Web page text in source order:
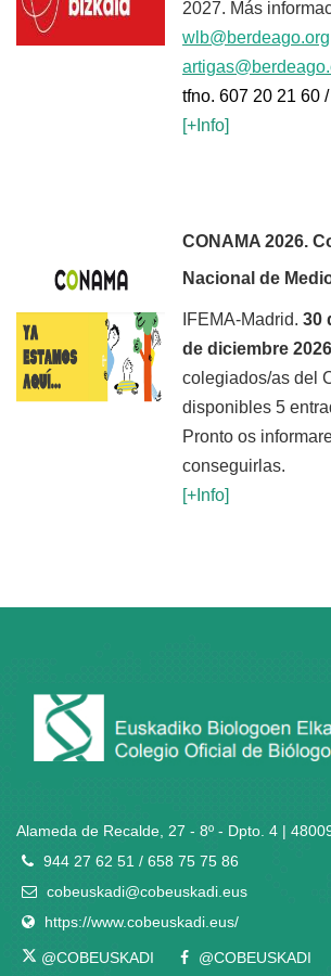
2027. Más
wlb@berdeago.org
tfno. 607 20 21 60
[+Info]
CONAMA 2026.
Nacional de
IFEMA-Madrid. 30
de diciembre 2026
colegiados/as del
disponibles 5
Pronto os
conseguirlas.
[+Info]
Alameda de Recalde, 27 - 8º - Dpto. 4 |
944 27 62 51 / 658 75 75 86
cobeuskadi@cobeuskadi.eus
https://www.cobeuskadi.eus/
@COBEUSKADI
@COBEUSKADI